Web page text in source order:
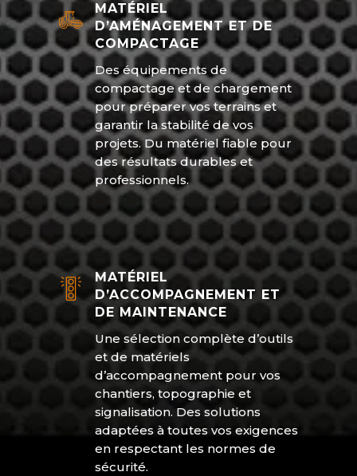
MATÉRIEL
D’AMÉNAGEMENT ET DE
COMPACTAGE
Des équipements de
compactage et de chargement
pour préparer vos terrains et
garantir la stabilité de vos
projets. Du matériel fiable pour
des résultats durables et
professionnels.
MATÉRIEL
D’ACCOMPAGNEMENT ET
DE MAINTENANCE
Une sélection complète d’outils
et de matériels
d’accompagnement pour vos
chantiers, topographie et
signalisation. Des solutions
adaptées à toutes vos exigences
en respectant les normes de
sécurité.